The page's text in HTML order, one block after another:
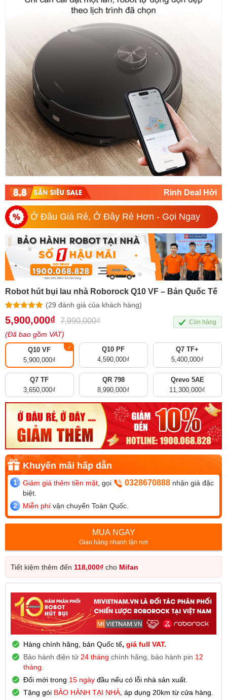
Rinh Deal Hời
Ở Đâu Giá Rẻ, Ở Đây Rẻ Hơn - Gọi Ngay
Robot hút bụi lau nhà Roborock Q10 VF – Bản Quốc Tế
4.97trên 5
dựa trên
29
(29 đánh giá của khách hàng)
5,900,000₫ 7,990,000₫
(Đã bao gồm VAT)
Q10 VF
5,900,000₫
Q10 PF
4,590,000₫
Q7 TF+
5,400,000₫
Q7 TF
3,650,000₫
QR 798
8,990,000₫
Qrevo 5AE
11,300,000₫
Giảm giá thêm tiền mặt , gọi 0328670888 nhận giá đặc
biệt.
Miễn phí vận chuyển Toàn Quốc.
Còn hàng
MUA NGAY
Giao hàng nhanh tận nơi
Tiết kiệm thêm đến 118,000₫ cho Mifan
Hàng chính hãng, bản Quốc tế, giá full VAT.
Bảo hành điện tử 24 tháng chính hãng, bảo hành pin 12
tháng.
Đổi mới trong 15 ngày đầu nếu có lỗi nhà sản xuất.
Tặng gói BẢO HÀNH TẠI NHÀ, áp dụng 20km từ cửa hàng.